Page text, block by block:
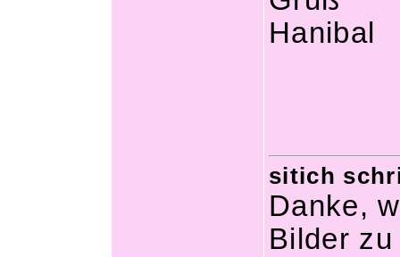
Hanibal
sitich
Danke,
Bilder